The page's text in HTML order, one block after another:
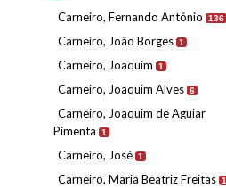
Carneiro, Fernando António 136
Carneiro, João Borges 1
Carneiro, Joaquim 1
Carneiro, Joaquim Alves 6
Carneiro, Joaquim de Aguiar
Pimenta
1
Carneiro, José 1
Carneiro, Maria Beatriz Freitas 1